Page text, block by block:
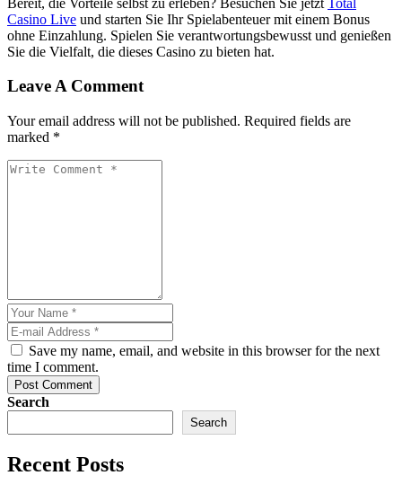
Casino Live und starten Sie Ihr Spielabenteuer mit einem Bonus
ohne Einzahlung. Spielen Sie verantwortungsbewusst und genießen
Sie die Vielfalt, die dieses Casino zu bieten hat.
Leave A Comment
Your email address will not be published. Required fields are
marked *
Save my name, email, and website in this browser for the next
time I comment.
Post Comment
Search
Search
Recent Posts